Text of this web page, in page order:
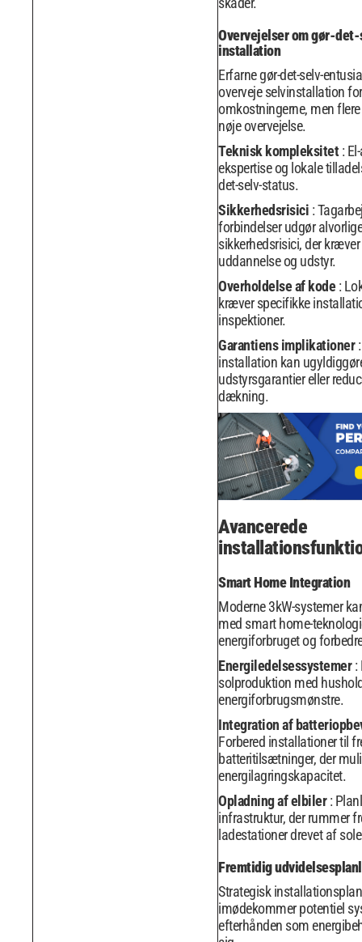
Overvejelser om gør-
installation
Erfarne gør-det-selv-
overveje selvinstallation
omkostningerne, men
nøje overvejelse.
Teknisk kompleksitet :
ekspertise og lokale
det-selv-status.
Sikkerhedsrisici :
forbindelser udgør alvorlige
sikkerhedsrisici, der
uddannelse og udstyr.
Overholdelse af kode :
kræver specifikke
inspektioner.
Garantiens implikationer
installation kan
udstyrsgarantier eller
dækning.
Avancerede
Smart Home Integration
Moderne 3kW-systemer
med smart home-
energiforbruget og
Energiledelsessystemer:
solproduktion med
energiforbrugsmønstre.
Integration af
Forbered installationer til
batteritilsætninger, der
energilagringskapacitet.
Opladning af elbiler:
infrastruktur, der rummer
ladestationer drevet af
Fremtidig
Strategisk
imødekommer potentiel
efterhånden som